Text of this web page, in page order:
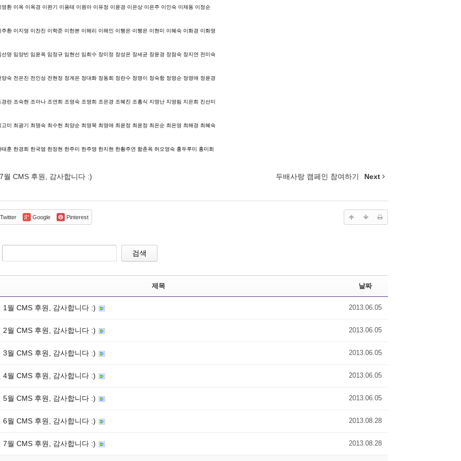
환 이옥 이옥경 이완기 이용태 이원아 이유정 이윤경 이은상 이은주 이인숙 이재동 이정순
환 이지영 이찬진 이학준 이한본 이해리 이해인 이행은 이행은 이현미 이혜숙 이화경 이화영
영 임양빈 임윤옥 임정규 임현선 임희수 장미정 장성은 장세균 장윤경 장점숙 장지연 전미숙
숙 전은진 전인성 전현정 정계은 정대화 정동희 정란수 정명이 정숙항 정영순 정영애 정윤경
란 조숙현 조아나 조연희 조영숙 조영희 조은경 조혜진 조흥식 지영난 지영림 지은희 진선미
미 최광기 최명숙 최수헌 최양순 최영묵 최영애 최윤정 최윤정 최은순 최은영 최해경 최혜숙
훈 한경희 한국염 한정현 한주미 한주영 한지현 한황주연 함춘옥 허오영숙 홍두루미 홍미희
CMS 후원, 감사합니다 :) 두배사랑 캠페인 참여하기 Next
Google Pinterest
검색
제목 날짜
1월 CMS 후원, 감사합니다 :) 2013.06.05
2월 CMS 후원, 감사합니다 :) 2013.06.05
3월 CMS 후원, 감사합니다 :) 2013.06.05
4월 CMS 후원, 감사합니다 :) 2013.06.05
5월 CMS 후원, 감사합니다 :) 2013.06.05
6월 CMS 후원, 감사합니다 :) 2013.08.28
7월 CMS 후원, 감사합니다 :) 2013.08.28